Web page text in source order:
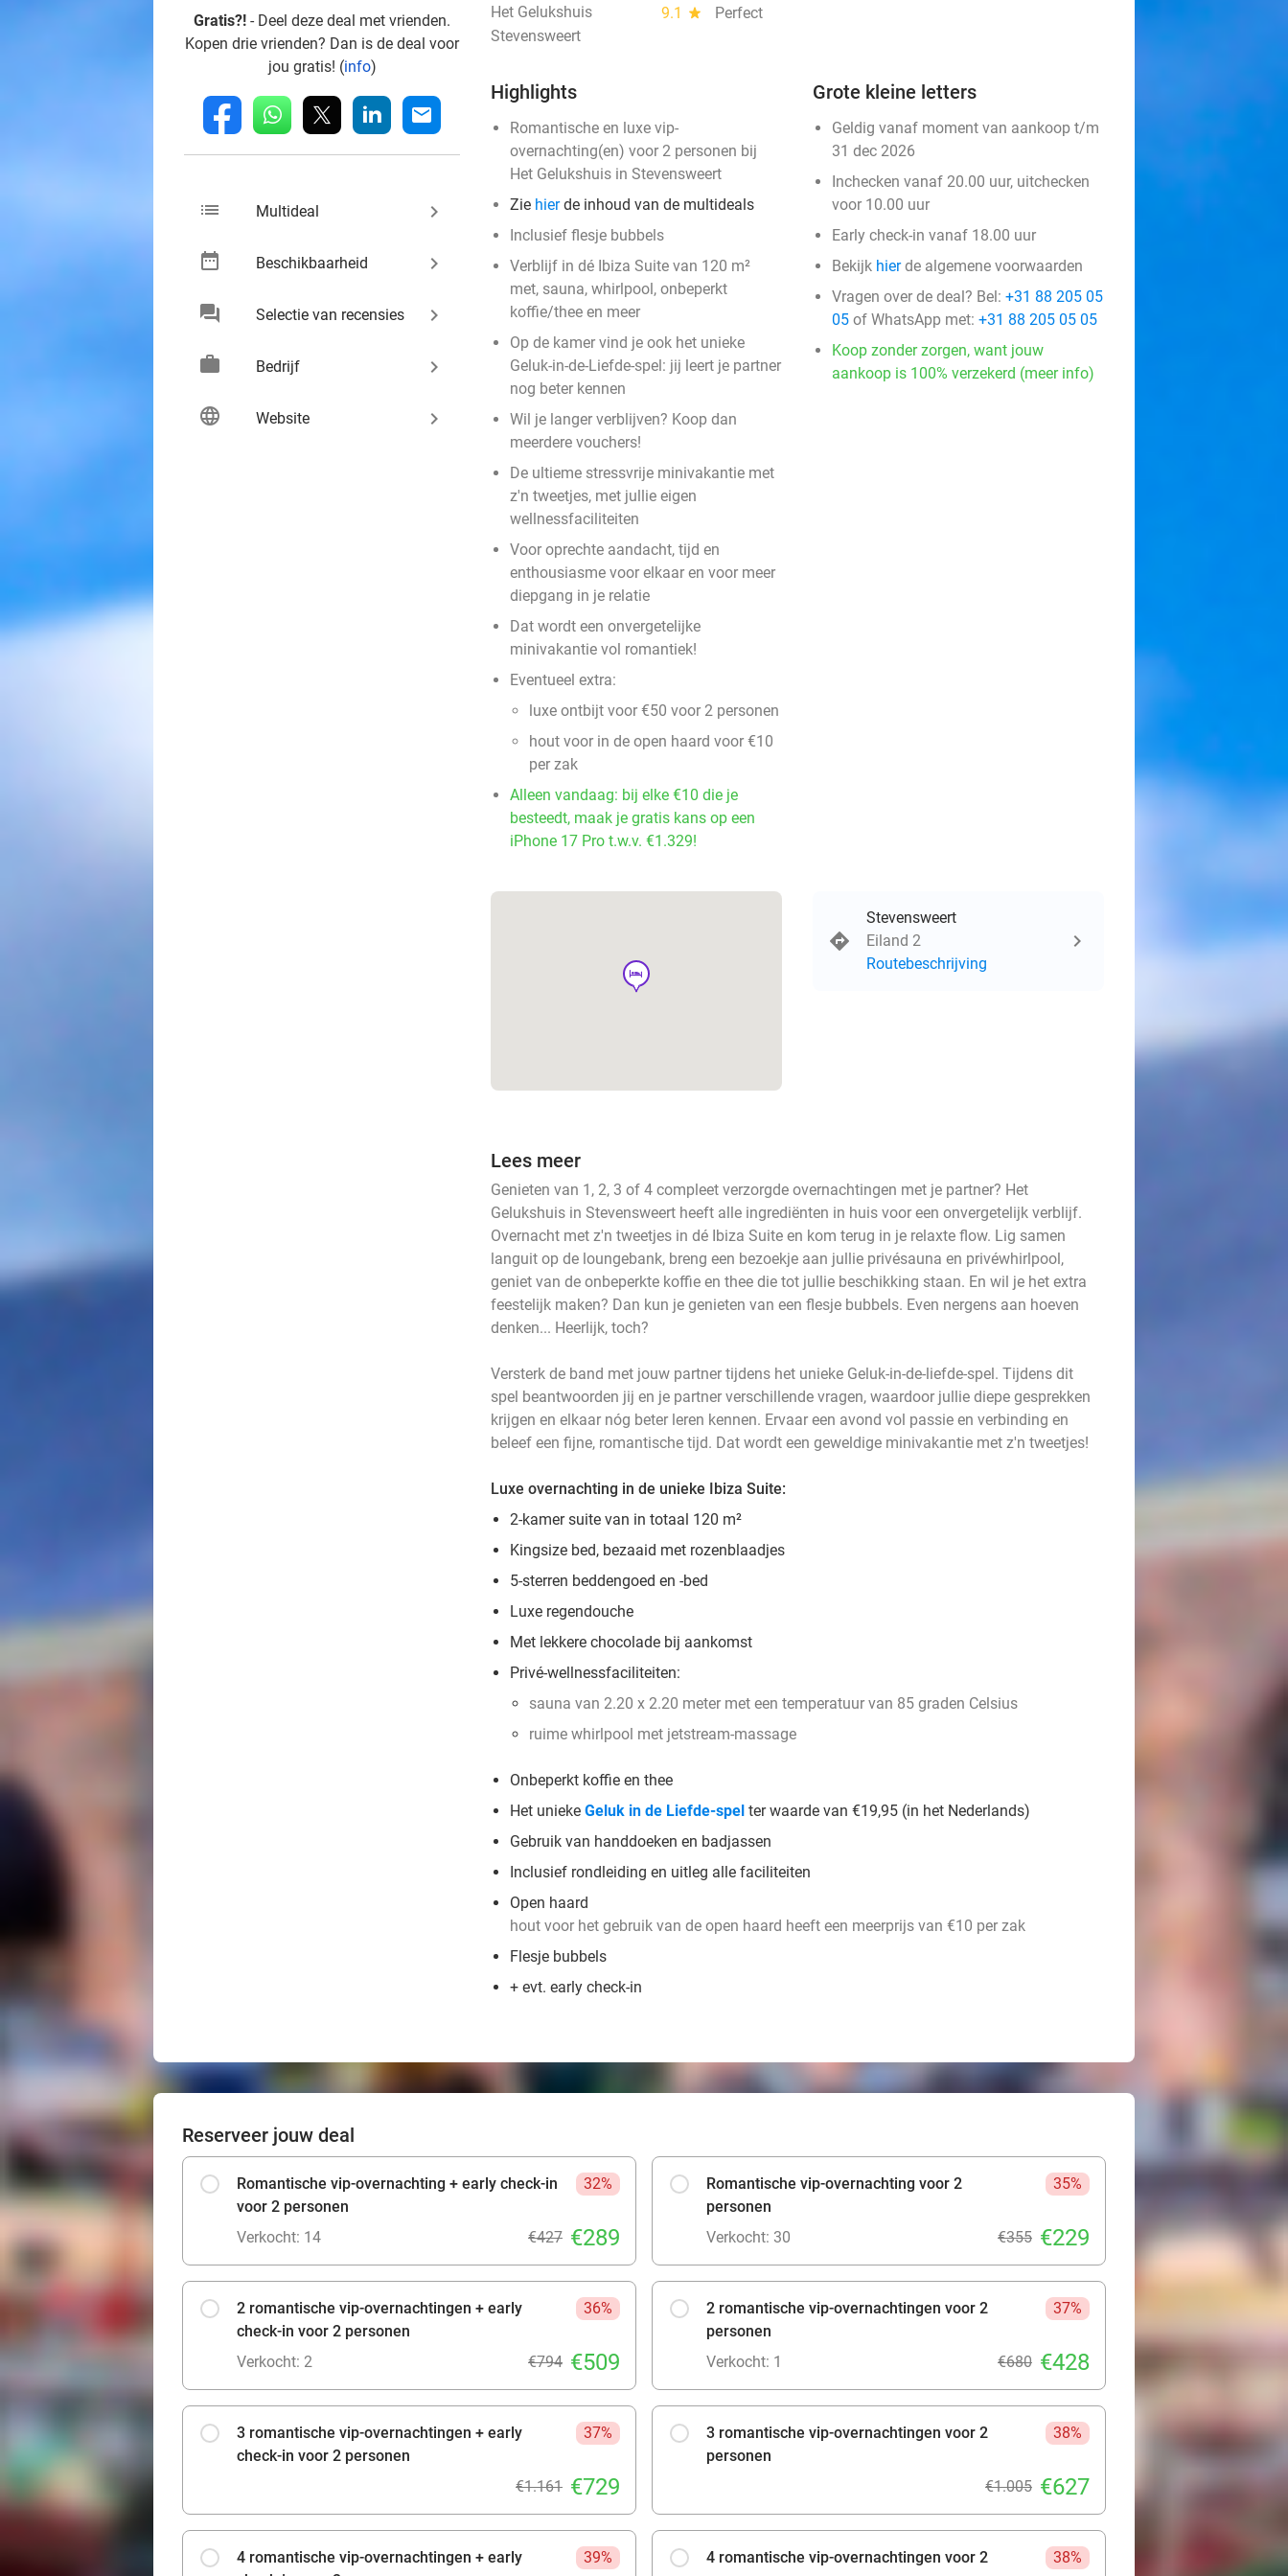
Gratis?! - Deel deze deal met vrienden.
Kopen drie vrienden? Dan is de deal voor
jou gratis! (info)
fb whatsapp linkedin mail
list Multideal keyboard_arrow_right
date_range Beschikbaarheid keyboard_arrow_right
chat Selectie van recensies keyboard_arrow_right
work Bedrijf keyboard_arrow_right
language Website keyboard_arrow_right
Het Gelukshuis 9.1 star
Perfect
Stevensweert
Highlights
Romantische en luxe vip-
overnachting(en) voor 2 personen bij
Het Gelukshuis in Stevensweert
Zie hierde inhoud van de multideals
Inclusief flesje bubbels
Verblijf in dé Ibiza Suite van 120 m²
met, sauna, whirlpool, onbeperkt
koffie/thee en meer
Op de kamer vind je ook het unieke
Geluk-in-de-Liefde-spel: jij leert je partner
nog beter kennen
Wil je langer verblijven? Koop dan
meerdere vouchers!
De ultieme stressvrije minivakantie met
z'n tweetjes, met jullie eigen
wellnessfaciliteiten
Voor oprechte aandacht, tijd en
enthousiasme voor elkaar en voor meer
diepgang in je relatie
Dat wordt een onvergetelijke
minivakantie vol romantiek!
Eventueel extra:
luxe ontbijt voor €50 voor 2 personen
hout voor in de open haard voor €10
per zak
Alleen vandaag: bij elke €10 die je
besteedt, maak je gratis kans op een
iPhone 17 Pro t.w.v. €1.329!
Grote kleine letters
Geldig vanaf moment van aankoop t/m
31 dec 2026
Inchecken vanaf 20.00 uur, uitchecken
voor 10.00 uur
Early check-in vanaf 18.00 uur
Bekijk hierde algemene voorwaarden
Vragen over de deal? Bel: +31 88 205 05
05 of WhatsApp met: +31 88 205 05 05
Koop zonder zorgen, want jouw
aankoop is 100% verzekerd (meer info)
hotel
Stevensweert
Eiland 2
Routebeschrijving
Lees meer
Genieten van 1, 2, 3 of 4 compleet verzorgde overnachtingen met je partner? Het
Gelukshuis in Stevensweert heeft alle ingrediënten in huis voor een onvergetelijk verblijf.
Overnacht met z'n tweetjes in dé Ibiza Suite en kom terug in je relaxte flow. Lig samen
languit op de loungebank, breng een bezoekje aan jullie privésauna en privéwhirlpool,
geniet van de onbeperkte koffie en thee die tot jullie beschikking staan. En wil je het extra
feestelijk maken? Dan kun je genieten van een flesje bubbels. Even nergens aan hoeven
denken... Heerlijk, toch?
Versterk de band met jouw partner tijdens het unieke Geluk-in-de-liefde-spel. Tijdens dit
spel beantwoorden jij en je partner verschillende vragen, waardoor jullie diepe gesprekken
krijgen en elkaar nóg beter leren kennen. Ervaar een avond vol passie en verbinding en
beleef een fijne, romantische tijd. Dat wordt een geweldige minivakantie met z'n tweetjes!
Luxe overnachting in de unieke Ibiza Suite:
2-kamer suite van in totaal 120 m²
Kingsize bed, bezaaid met rozenblaadjes
5-sterren beddengoed en -bed
Luxe regendouche
Met lekkere chocolade bij aankomst
Privé-wellnessfaciliteiten:
sauna van 2.20 x 2.20 meter met een temperatuur van 85 graden Celsius
ruime whirlpool met jetstream-massage
Onbeperkt koffie en thee
Het unieke Geluk in de Liefde-spel ter waarde van €19,95 (in het Nederlands)
Gebruik van handdoeken en badjassen
Inclusief rondleiding en uitleg alle faciliteiten
Open haard
hout voor het gebruik van de open haard heeft een meerprijs van €10 per zak
Flesje bubbels
+ evt. early check-in
Reserveer jouw deal
Romantische vip-overnachting + early check-in
voor 2 personen
32%
Verkocht: 14 €427 €289
Romantische vip-overnachting voor 2
personen
35%
Verkocht: 30 €355 €229
2 romantische vip-overnachtingen + early
check-in voor 2 personen
36%
Verkocht: 2 €794 €509
2 romantische vip-overnachtingen voor 2
personen
37%
Verkocht: 1 €680 €428
3 romantische vip-overnachtingen + early
check-in voor 2 personen
37%
€1.161 €729
3 romantische vip-overnachtingen voor 2
personen
38%
€1.005 €627
4 romantische vip-overnachtingen + early
39%
4 romantische vip-overnachtingen voor 2
38%